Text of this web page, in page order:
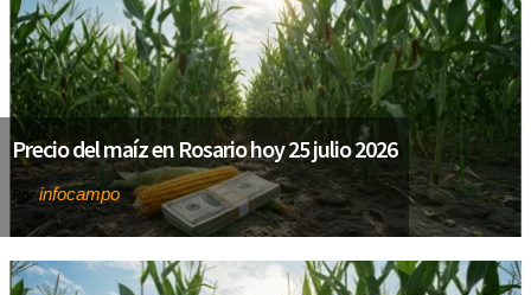
Precio del maíz en Rosario hoy 25 julio 2026
Porinfocampo